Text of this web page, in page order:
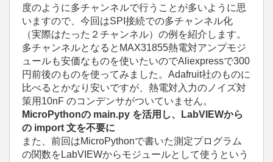
度のように多チャンネルで行うことが多いように思
いますので、今回はSPI接続での多チャンネル化
（実際はたった２チャンネル）の例を紹介します。
多チャンネルとなると MAX31855熱電対アンプモジ
ュールも安価なものを使いたいのでAliexpressで300
円前後のものを使ってみました。Adafruit社のものに
比べるとかなり安いですが、熱電対入力のノイズ対
策用10nF のコンデンサがついていません。
MicroPythonの main.py を活用 し、LabVIEWから
の import 文を不要に
また、前回はMicroPythonで書いた測定プログラム
の関数をLabVIEWからモジュールとして使うという